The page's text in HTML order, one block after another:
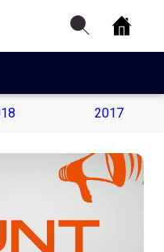
2017